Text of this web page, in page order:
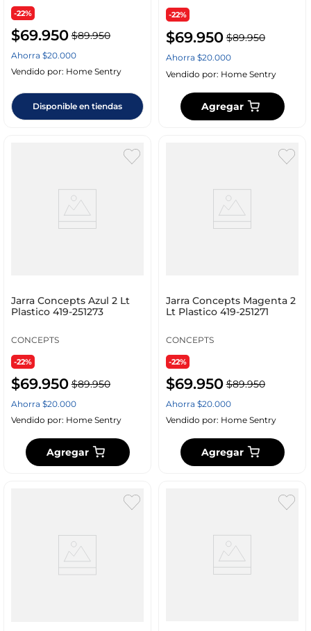
-22%
$69.950 $89.950
Ahorra $20.000
Vendido por: Home Sentry
Disponible en tiendas
-22%
$69.950 $89.950
Ahorra $20.000
Vendido por: Home Sentry
Agregar
Jarra Concepts Azul 2 Lt
Plastico 419-251273
CONCEPTS
-22%
$69.950 $89.950
Ahorra $20.000
Vendido por: Home Sentry
Agregar
Jarra Concepts Magenta 2
Lt Plastico 419-251271
CONCEPTS
-22%
$69.950 $89.950
Ahorra $20.000
Vendido por: Home Sentry
Agregar